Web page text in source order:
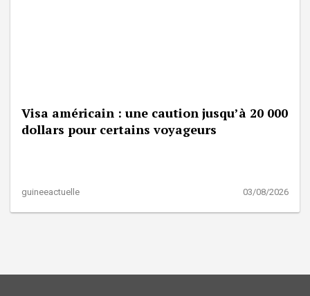
Visa américain : une caution jusqu’à 20 000
dollars pour certains voyageurs
guineeactuelle 03/08/2026